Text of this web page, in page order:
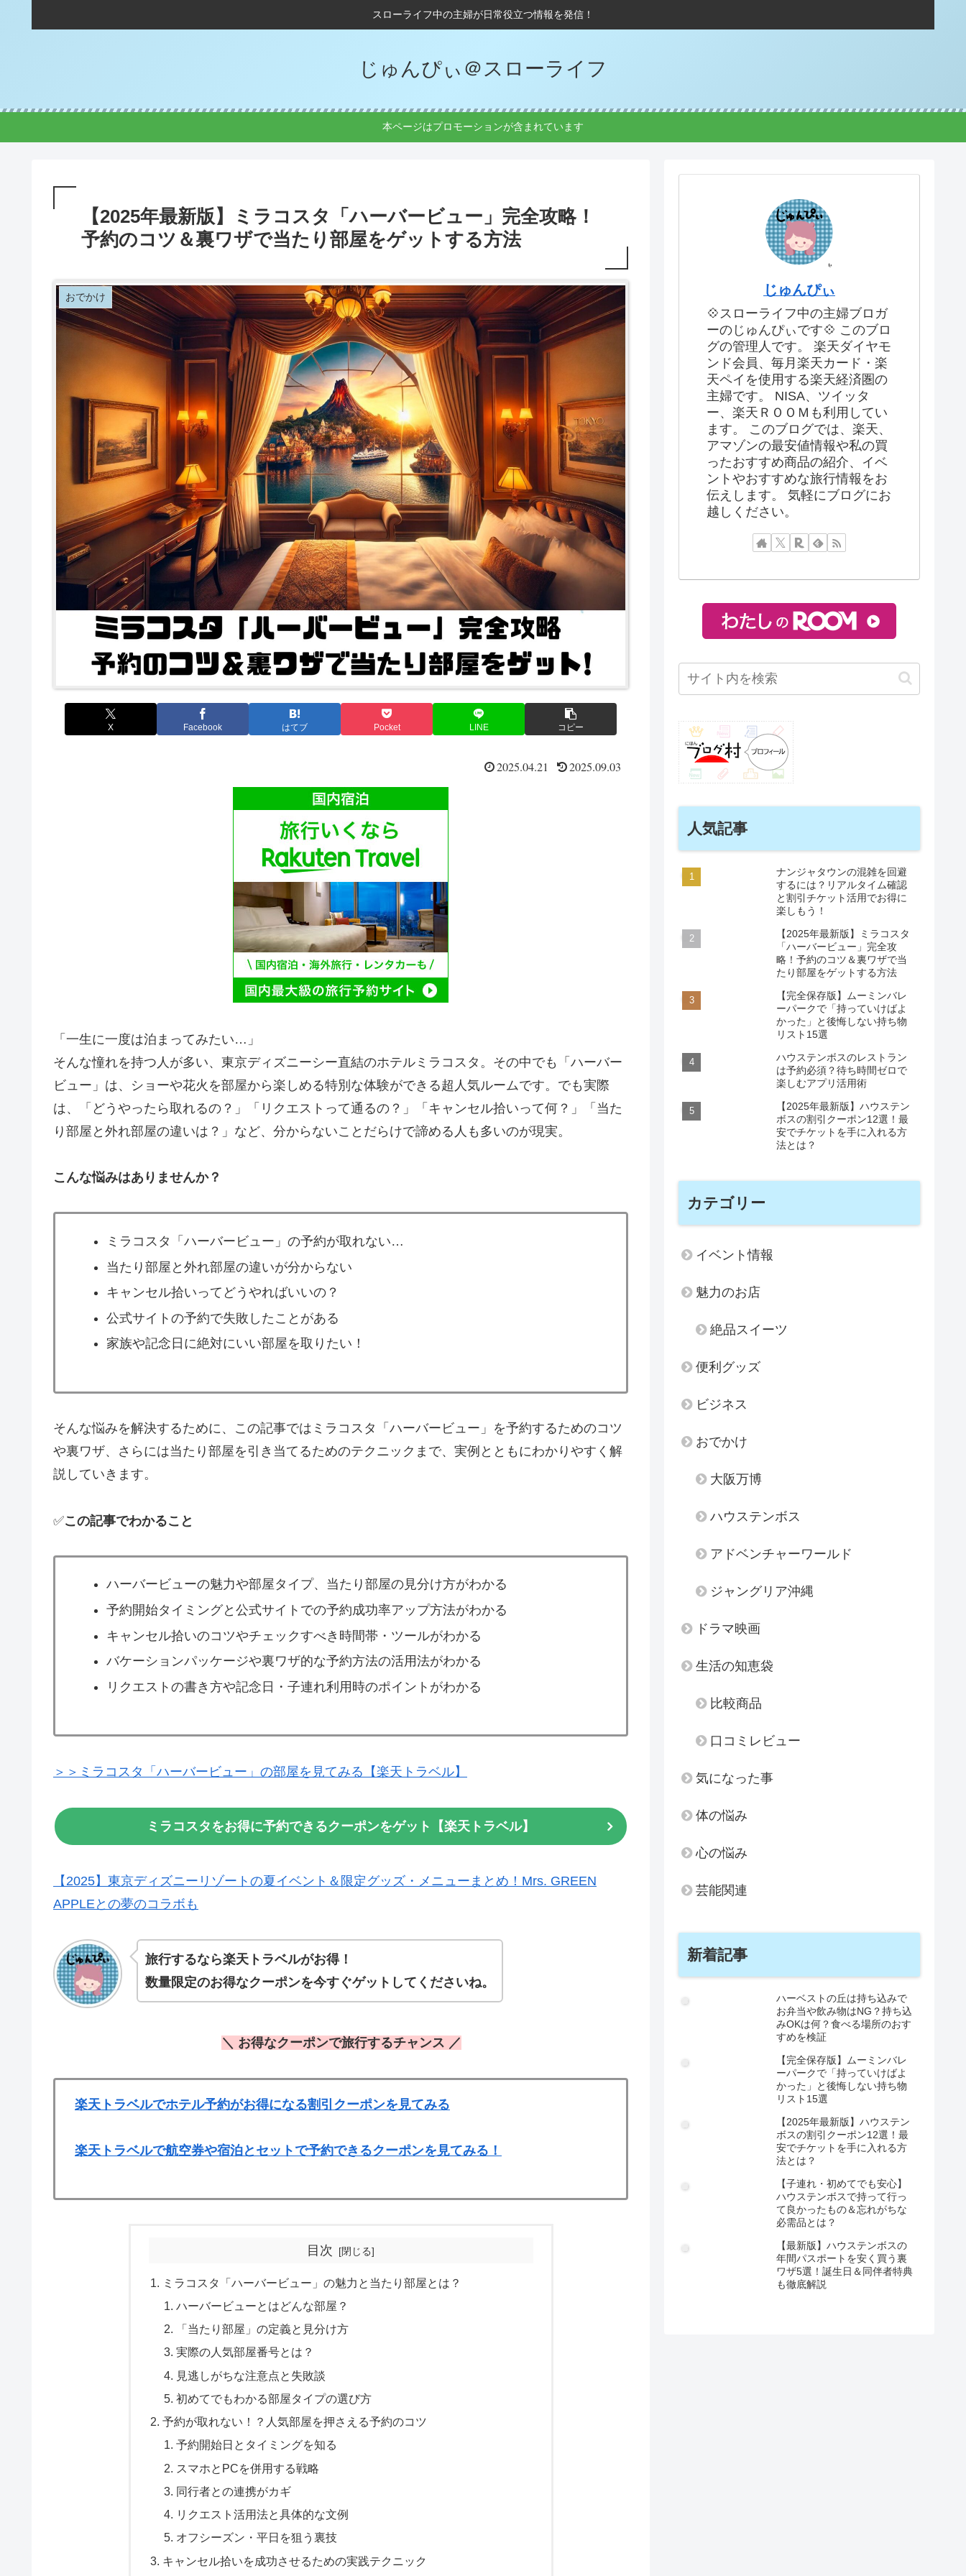
スローライフ中の主婦が日常役立つ情報を発信！
じゅんぴぃ＠スローライフ
本ページはプロモーションが含まれています
【2025年最新版】ミラコスタ「ハーバービュー」完全攻略！
予約のコツ＆裏ワザで当たり部屋をゲットする方法
おでかけ
X Facebook はてブ Pocket LINE コピー
2025.04.21 2025.09.03
「一生に一度は泊まってみたい…」
そんな憧れを持つ人が多い、東京ディズニーシー直結のホテルミラコスタ。その中でも「ハーバー
ビュー」は、ショーや花火を部屋から楽しめる特別な体験ができる超人気ルームです。でも実際
は、「どうやったら取れるの？」「リクエストって通るの？」「キャンセル拾いって何？」「当た
り部屋と外れ部屋の違いは？」など、分からないことだらけで諦める人も多いのが現実。
こんな悩みはありませんか？
ミラコスタ「ハーバービュー」の予約が取れない…
当たり部屋と外れ部屋の違いが分からない
キャンセル拾いってどうやればいいの？
公式サイトの予約で失敗したことがある
家族や記念日に絶対にいい部屋を取りたい！
そんな悩みを解決するために、この記事ではミラコスタ「ハーバービュー」を予約するためのコツ
や裏ワザ、さらには当たり部屋を引き当てるためのテクニックまで、実例とともにわかりやすく解
説していきます。
✅この記事でわかること
ハーバービューの魅力や部屋タイプ、当たり部屋の見分け方がわかる
予約開始タイミングと公式サイトでの予約成功率アップ方法がわかる
キャンセル拾いのコツやチェックすべき時間帯・ツールがわかる
バケーションパッケージや裏ワザ的な予約方法の活用法がわかる
リクエストの書き方や記念日・子連れ利用時のポイントがわかる
＞＞ミラコスタ「ハーバービュー」の部屋を見てみる【楽天トラベル】
ミラコスタをお得に予約できるクーポンをゲット【楽天トラベル】
【2025】東京ディズニーリゾートの夏イベント＆限定グッズ・メニューまとめ！Mrs. GREEN
APPLEとの夢のコラボも
旅行するなら楽天トラベルがお得！
数量限定のお得なクーポンを今すぐゲットしてくださいね。
＼ お得なクーポンで旅行するチャンス ／
楽天トラベルでホテル予約がお得になる割引クーポンを見てみる
楽天トラベルで航空券や宿泊とセットで予約できるクーポンを見てみる！
目次
ミラコスタ「ハーバービュー」の魅力と当たり部屋とは？
ハーバービューとはどんな部屋？
「当たり部屋」の定義と見分け方
実際の人気部屋番号とは？
見逃しがちな注意点と失敗談
初めてでもわかる部屋タイプの選び方
予約が取れない！？人気部屋を押さえる予約のコツ
予約開始日とタイミングを知る
スマホとPCを併用する戦略
同行者との連携がカギ
リクエスト活用法と具体的な文例
オフシーズン・平日を狙う裏技
キャンセル拾いを成功させるための実践テクニック
じゅんぴぃ
💠スローライフ中の主婦ブロガ
ーのじゅんぴぃです💠 このブロ
グの管理人です。 楽天ダイヤモ
ンド会員、毎月楽天カード・楽
天ペイを使用する楽天経済圏の
主婦です。 NISA、ツイッタ
ー、楽天ＲＯＯＭも利用してい
ます。 このブログでは、楽天、
アマゾンの最安値情報や私の買
ったおすすめ商品の紹介、イベ
ントやおすすめな旅行情報をお
伝えします。 気軽にブログにお
越しください。
人気記事
ナンジャタウンの混雑を回避
するには？リアルタイム確認
と割引チケット活用でお得に
楽しもう！
【2025年最新版】ミラコスタ
「ハーバービュー」完全攻
略！予約のコツ＆裏ワザで当
たり部屋をゲットする方法
【完全保存版】ムーミンバレ
ーパークで「持っていけばよ
かった」と後悔しない持ち物
リスト15選
ハウステンボスのレストラン
は予約必須？待ち時間ゼロで
楽しむアプリ活用術
【2025年最新版】ハウステン
ボスの割引クーポン12選！最
安でチケットを手に入れる方
法とは？
カテゴリー
イベント情報
魅力のお店
絶品スイーツ
便利グッズ
ビジネス
おでかけ
大阪万博
ハウステンボス
アドベンチャーワールド
ジャングリア沖縄
ドラマ映画
生活の知恵袋
比較商品
口コミレビュー
気になった事
体の悩み
心の悩み
芸能関連
新着記事
ハーベストの丘は持ち込みで
お弁当や飲み物はNG？持ち込
みOKは何？食べる場所のおす
すめを検証
【完全保存版】ムーミンバレ
ーパークで「持っていけばよ
かった」と後悔しない持ち物
リスト15選
【2025年最新版】ハウステン
ボスの割引クーポン12選！最
安でチケットを手に入れる方
法とは？
【子連れ・初めてでも安心】
ハウステンボスで持って行っ
て良かったもの＆忘れがちな
必需品とは？
【最新版】ハウステンボスの
年間パスポートを安く買う裏
ワザ5選！誕生日＆同伴者特典
も徹底解説